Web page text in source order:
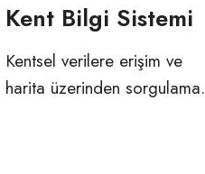
Kent Bilgi Sistemi
Kentsel verilere erişim ve
harita üzerinden sorgulama.